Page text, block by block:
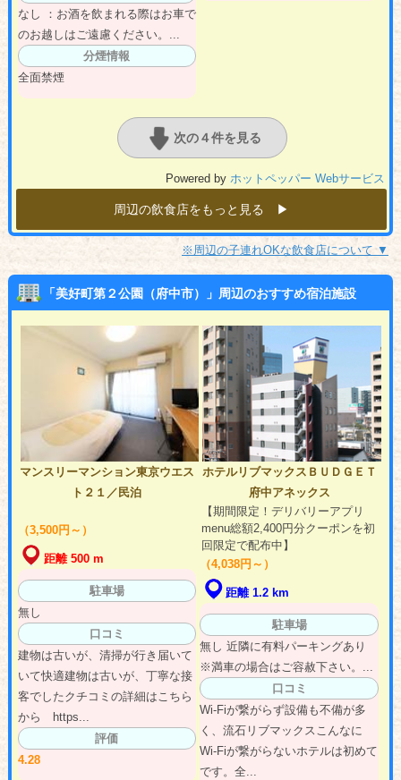
なし ：お酒を飲まれる際はお車で
のお越しはご遠慮ください。...
分煙情報
全面禁煙
次の４件を見る
Powered by ホットペッパー Webサービス
周辺の飲食店をもっと見る ▶︎
※周辺の子連れOKな飲食店について ▼
「美好町第２公園（府中市）」周辺のおすすめ宿泊施設
マンスリーマンション東京ウエス
ト２１／民泊
（3,500円～）
距離 500 m
駐車場
無し
口コミ
建物は古いが、清掃が行き届いて
いて快適建物は古いが、丁寧な接
客でしたクチコミの詳細はこちら
から https...
評価
4.28
ホテルリブマックスＢＵＤＧＥＴ
府中アネックス
【期間限定！デリバリーアプリ
menu総額2,400円分クーポンを初
回限定で配布中】
（4,038円～）
距離 1.2 km
駐車場
無し 近隣に有料パーキングあり
※満車の場合はご容赦下さい。...
口コミ
Wi-Fiが繋がらず設備も不備が多
く、流石リブマックスこんなに
Wi-Fiが繋がらないホテルは初めて
です。全...